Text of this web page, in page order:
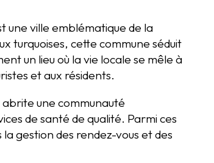
une ville emblématique de la
turquoises, cette commune séduit
un lieu où la vie locale se mêle à
et aux résidents.
abrite une communauté
de santé de qualité. Parmi ces
gestion des rendez-vous et des